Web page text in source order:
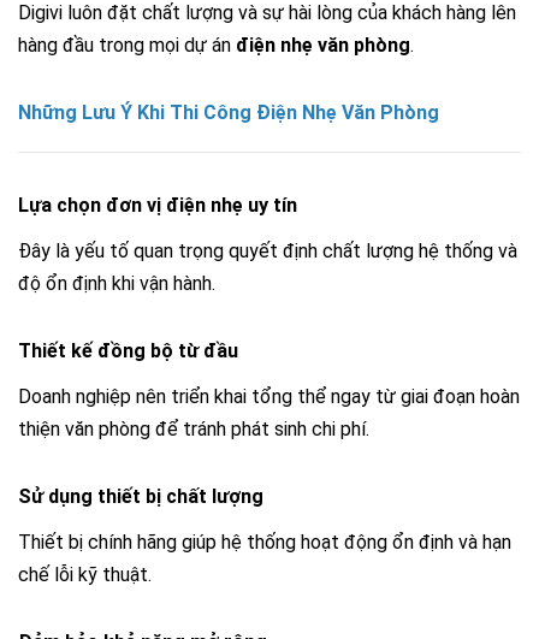
Digivi luôn đặt chất lượng và sự hài lòng của khách hàng lên
hàng đầu trong mọi dự án điện nhẹ văn phòng.
Những Lưu Ý Khi Thi Công Điện Nhẹ Văn Phòng
Lựa chọn đơn vị điện nhẹ uy tín
Đây là yếu tố quan trọng quyết định chất lượng hệ thống và
độ ổn định khi vận hành.
Thiết kế đồng bộ từ đầu
Doanh nghiệp nên triển khai tổng thể ngay từ giai đoạn hoàn
thiện văn phòng để tránh phát sinh chi phí.
Sử dụng thiết bị chất lượng
Thiết bị chính hãng giúp hệ thống hoạt động ổn định và hạn
chế lỗi kỹ thuật.